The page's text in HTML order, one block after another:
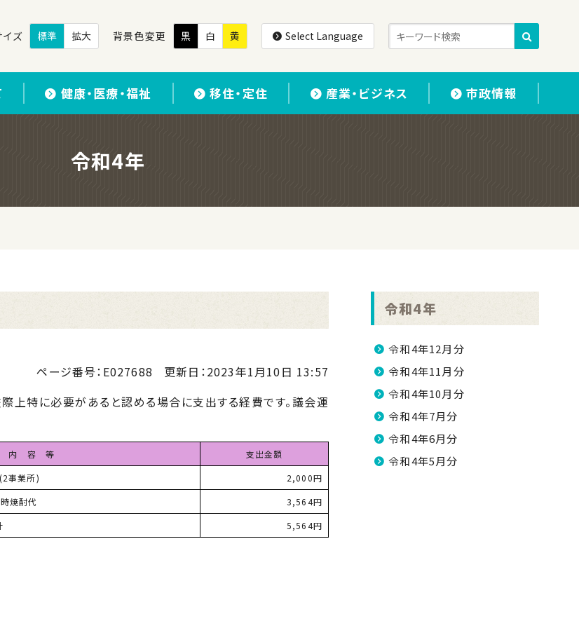
ズ 標準 拡大 背景色変更 黒 白 黄 Select Language
健康・医療・福祉 移住・定住 産業・ビジネス 市政情報
令和4年
ページ番号：E027688 更新日：2023年1月10日 13:57
上特に必要があると認める場合に支出する経費です。議会運
内 容 等
支出金額
事業所)
2,000円
焼酎代
3,564円
5,564円
令和4年
令和4年12月分
令和4年11月分
令和4年10月分
令和4年7月分
令和4年6月分
令和4年5月分